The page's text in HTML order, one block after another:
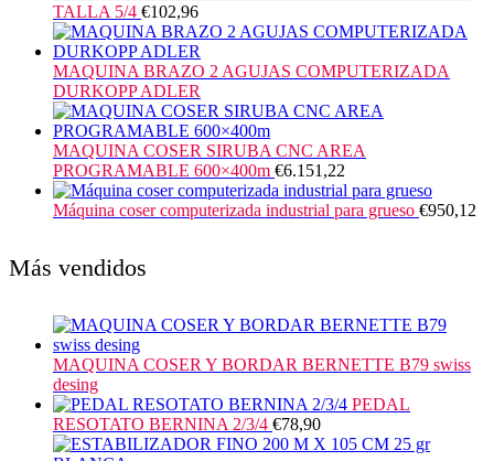
TALLA 5/4 €102,96
MAQUINA BRAZO 2 AGUJAS COMPUTERIZADA
DURKOPP ADLER
MAQUINA COSER SIRUBA CNC AREA
PROGRAMABLE 600×400m €6.151,22
Máquina coser computerizada industrial para grueso €950,12
Más vendidos
MAQUINA COSER Y BORDAR BERNETTE B79 swiss
desing
PEDAL
RESOTATO BERNINA 2/3/4 €78,90